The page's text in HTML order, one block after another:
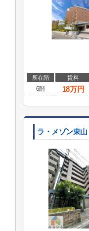
所在階 賃料
6階
18万円
ラ・メゾン東山